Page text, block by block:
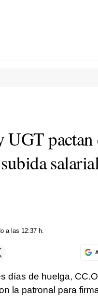
UGT
a las 12:37 h.
días de huelga,
la patronal para